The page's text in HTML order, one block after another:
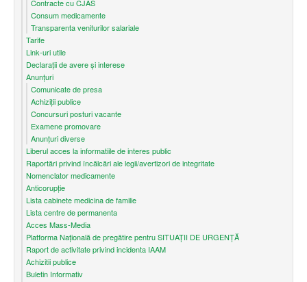
Contracte cu CJAS
Consum medicamente
Transparenta veniturilor salariale
Tarife
Link-uri utile
Declarații de avere și interese
Anunțuri
Comunicate de presa
Achiziții publice
Concursuri posturi vacante
Examene promovare
Anunțuri diverse
Liberul acces la informatiile de interes public
Raportări privind încălcări ale legii/avertizori de integritate
Nomenclator medicamente
Anticorupție
Lista cabinete medicina de familie
Lista centre de permanenta
Acces Mass-Media
Platforma Națională de pregătire pentru SITUAȚII DE URGENȚĂ
Raport de activitate privind incidenta IAAM
Achizitii publice
Buletin Informativ